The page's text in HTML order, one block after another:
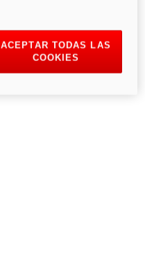
ACEPTAR TODAS LAS
COOKIES